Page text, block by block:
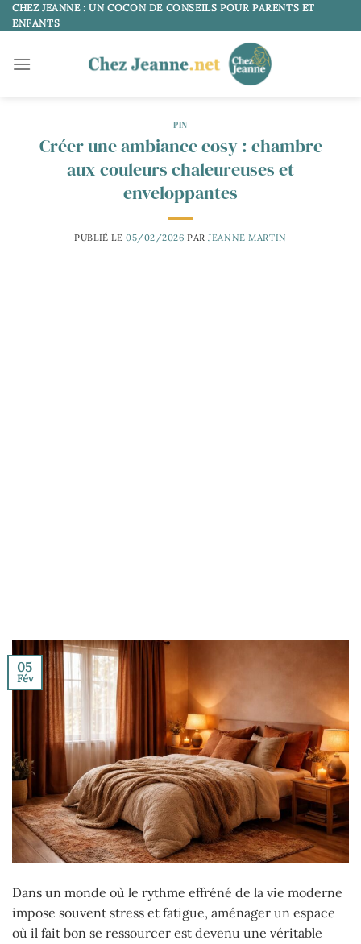
Passer
au
CHEZ JEANNE : UN COCON DE CONSEILS POUR PARENTS ET
ENFANTS
PIN
Créer une ambiance cosy : chambre
aux couleurs chaleureuses et
enveloppantes
PUBLIÉ LE 05/02/2026 PAR JEANNE MARTIN
05
Fév
Dans un monde où le rythme effréné de la vie moderne
impose souvent stress et fatigue, aménager un espace
où il fait bon se ressourcer est devenu une véritable